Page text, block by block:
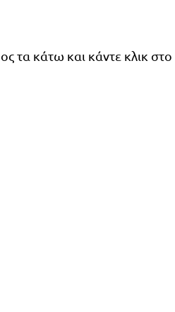
τα κάτω και κάντε κλικ στο